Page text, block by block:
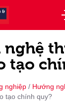
nghệ
tạo
nghiệp / Hướng
tạo chính quy?